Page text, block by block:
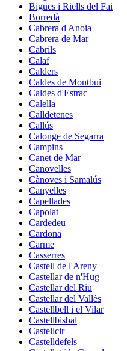
Bigues i Riells del Fai
Borredà
Cabrera d'Anoia
Cabrera de Mar
Cabrils
Calaf
Calders
Caldes de Montbui
Caldes d'Estrac
Calella
Calldetenes
Callús
Calonge de Segarra
Campins
Canet de Mar
Canovelles
Cànoves i Samalús
Canyelles
Capellades
Capolat
Cardedeu
Cardona
Carme
Casserres
Castell de l'Areny
Castellar de n'Hug
Castellar del Riu
Castellar del Vallès
Castellbell i el Vilar
Castellbisbal
Castellcir
Castelldefels